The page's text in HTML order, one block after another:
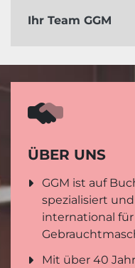
Ihr Team GGM
ÜBER UNS
GGM ist auf
spezialisiert
international
Mit über 40